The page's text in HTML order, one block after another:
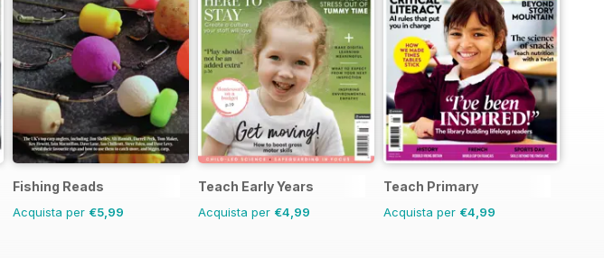
Fishing Reads
Acquista per €5,99
Teach Early Years
Acquista per €4,99
Teach Primary
Acquista per €4,99